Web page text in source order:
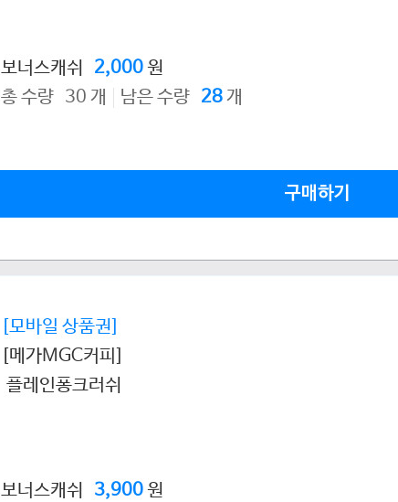
보너스캐쉬 2,000원
총 수량 30 개
남은 수량 28개
구매하기
[모바일 상품권]
[메가MGC커피]
플레인퐁크러쉬
보너스캐쉬 3,900원